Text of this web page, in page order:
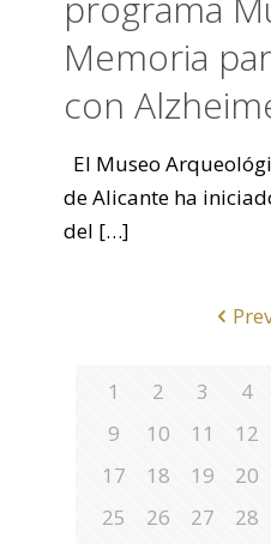
Memoria
con
El Museo
de Alicante ha
del […]
1 2 3 4
9
10 11 12
17
18 19 20
25
26 27 28